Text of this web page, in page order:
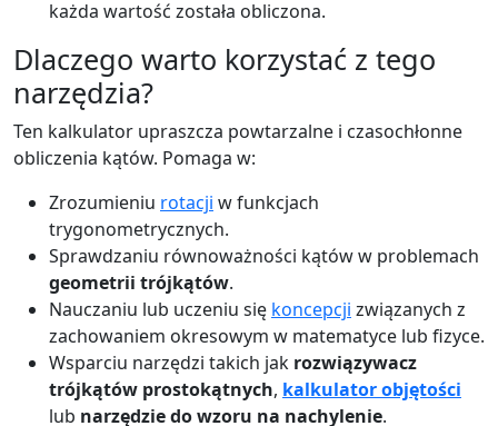
każda wartość została obliczona.
Dlaczego warto korzystać z tego
narzędzia?
Ten kalkulator upraszcza powtarzalne i czasochłonne
obliczenia kątów. Pomaga w:
Zrozumieniu rotacji w funkcjach
trygonometrycznych.
Sprawdzaniu równoważności kątów w problemach
geometrii trójkątów.
Nauczaniu lub uczeniu się koncepcji związanych z
zachowaniem okresowym w matematyce lub fizyce.
Wsparciu narzędzi takich jak rozwiązywacz
trójkątów prostokątnych, kalkulator objętości
lub narzędzie do wzoru na nachylenie.